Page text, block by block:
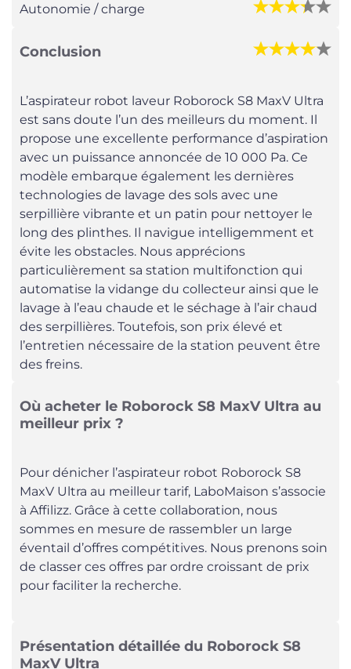
Autonomie / charge
Conclusion
L’aspirateur robot laveur Roborock S8 MaxV Ultra
est sans doute l’un des meilleurs du moment. Il
propose une excellente performance d’aspiration
avec un puissance annoncée de 10 000 Pa. Ce
modèle embarque également les dernières
technologies de lavage des sols avec une
serpillière vibrante et un patin pour nettoyer le
long des plinthes. Il navigue intelligemment et
évite les obstacles. Nous apprécions
particulièrement sa station multifonction qui
automatise la vidange du collecteur ainsi que le
lavage à l’eau chaude et le séchage à l’air chaud
des serpillières. Toutefois, son prix élevé et
l’entretien nécessaire de la station peuvent être
des freins.
Où acheter le Roborock S8 MaxV Ultra au
meilleur prix ?
Pour dénicher l’aspirateur robot Roborock S8
MaxV Ultra au meilleur tarif, LaboMaison s’associe
à Affilizz. Grâce à cette collaboration, nous
sommes en mesure de rassembler un large
éventail d’offres compétitives. Nous prenons soin
de classer ces offres par ordre croissant de prix
pour faciliter la recherche.
Présentation détaillée du Roborock S8
MaxV Ultra